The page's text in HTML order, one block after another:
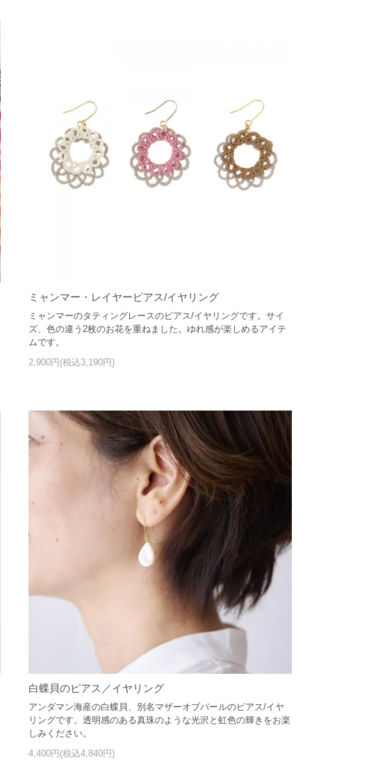
ミャンマー・レイヤーピアス/イヤリング
ミャンマーのタティングレースのピアス/イヤリングです。サイ
ズ、色の違う2枚のお花を重ねました。ゆれ感が楽しめるアイテ
ムです。
2,900円(税込3,190円)
白蝶貝のピアス／イヤリング
アンダマン海産の白蝶貝、別名マザーオブパールのピアス/イヤ
リングです。透明感のある真珠のような光沢と虹色の輝きをお楽
しみください。
4,400円(税込4,840円)